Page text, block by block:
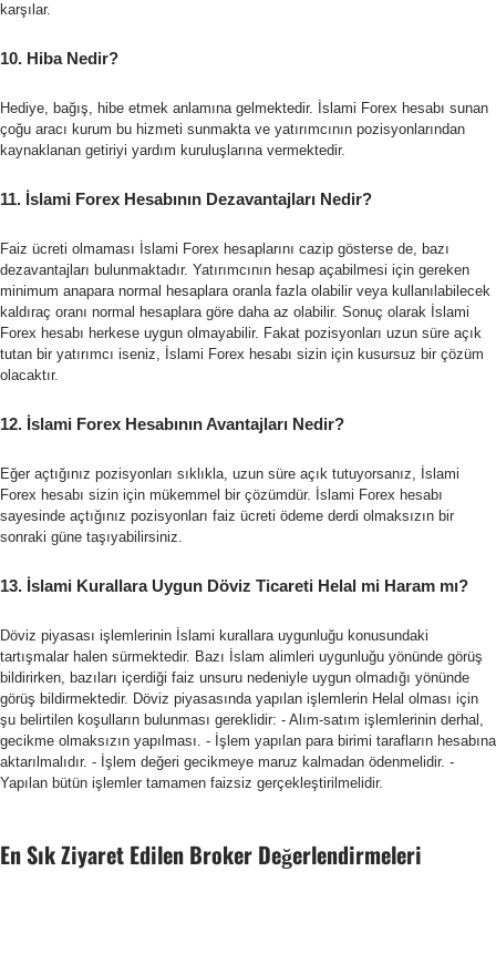
karşılar.
10. Hiba Nedir?
Hediye, bağış, hibe etmek anlamına gelmektedir. İslami Forex hesabı sunan
çoğu aracı kurum bu hizmeti sunmakta ve yatırımcının pozisyonlarından
kaynaklanan getiriyi yardım kuruluşlarına vermektedir.
11. İslami Forex Hesabının Dezavantajları Nedir?
Faiz ücreti olmaması İslami Forex hesaplarını cazip gösterse de, bazı
dezavantajları bulunmaktadır. Yatırımcının hesap açabilmesi için gereken
minimum anapara normal hesaplara oranla fazla olabilir veya kullanılabilecek
kaldıraç oranı normal hesaplara göre daha az olabilir. Sonuç olarak İslami
Forex hesabı herkese uygun olmayabilir. Fakat pozisyonları uzun süre açık
tutan bir yatırımcı iseniz, İslami Forex hesabı sizin için kusursuz bir çözüm
olacaktır.
12. İslami Forex Hesabının Avantajları Nedir?
Eğer açtığınız pozisyonları sıklıkla, uzun süre açık tutuyorsanız, İslami
Forex hesabı sizin için mükemmel bir çözümdür. İslami Forex hesabı
sayesinde açtığınız pozisyonları faiz ücreti ödeme derdi olmaksızın bir
sonraki güne taşıyabilirsiniz.
13. İslami Kurallara Uygun Döviz Ticareti Helal mi Haram mı?
Döviz piyasası işlemlerinin İslami kurallara uygunluğu konusundaki
tartışmalar halen sürmektedir. Bazı İslam alimleri uygunluğu yönünde görüş
bildirirken, bazıları içerdiği faiz unsuru nedeniyle uygun olmadığı yönünde
görüş bildirmektedir. Döviz piyasasında yapılan işlemlerin Helal olması için
şu belirtilen koşulların bulunması gereklidir: - Alım-satım işlemlerinin derhal,
gecikme olmaksızın yapılması. - İşlem yapılan para birimi tarafların hesabına
aktarılmalıdır. - İşlem değeri gecikmeye maruz kalmadan ödenmelidir. -
Yapılan bütün işlemler tamamen faizsiz gerçekleştirilmelidir.
En Sık Ziyaret Edilen Broker Değerlendirmeleri